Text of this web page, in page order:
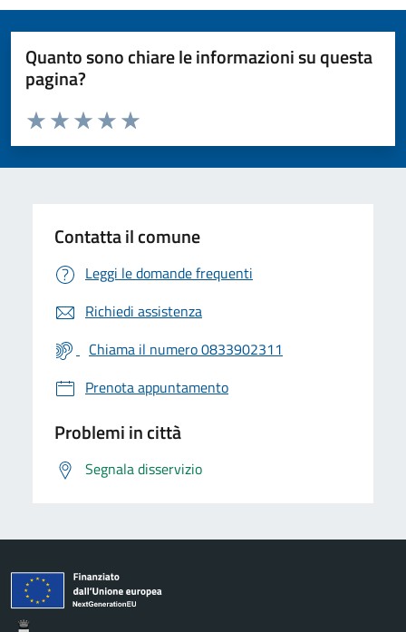
Quanto sono chiare le informazioni su questa
pagina?
Valuta da 1 a 5 stelle la pagina
Valuta 5 stelle su 5
Valuta 4 stelle su 5
Valuta 3 stelle su 5
Valuta 2 stelle su 5
Valuta 1 stelle su 5
Contatta il comune
Leggi le domande frequenti
Richiedi assistenza
Chiama il numero 0833902311
Prenota appuntamento
Problemi in città
Segnala disservizio